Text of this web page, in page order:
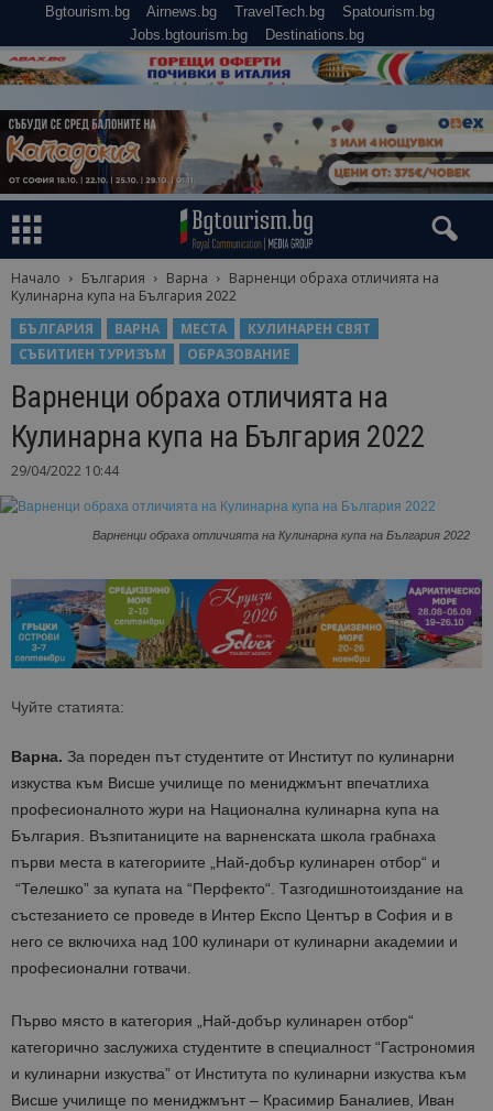
Bgtourism.bg Airnews.bg TravelTech.bg
Spatourism.bg
Jobs.bgtourism.bg
Destinations.bg
Начало България Варна
Варненци обраха отличията на
Кулинарна купа на България 2022
БЪЛГАРИЯ
ВАРНА МЕСТА
КУЛИНАРЕН СВЯТ
СЪБИТИЕН ТУРИЗЪМ
ОБРАЗОВАНИЕ
Варненци обраха отличията на
Кулинарна купа на България 2022
29/04/2022 10:44
Варненци обраха отличията на Кулинарна купа на България 2022
Чуйте статията:
Варна. За пореден път студентите от Институт по кулинарни
изкуства към Висше училище по мениджмънт впечатлиха
професионалното жури на Национална кулинарна купа на
България. Възпитаниците на варненската школа грабнаха
първи места в категориите „Най-добър кулинарен отбор“ и
“Телешко” за купата на “Перфекто“. Tазгодишнотоиздание на
състезанието се проведе в Интер Експо Център в София и в
него се включиха над 100 кулинари от кулинарни академии и
професионални готвачи.
Първо място в категория „Най-добър кулинарен отбор“
категорично заслужиха студентите в специалност “Гастрономия
и кулинарни изкуства” от Института по кулинарни изкуства към
Висше училище по мениджмънт – Красимир Баналиев, Иван